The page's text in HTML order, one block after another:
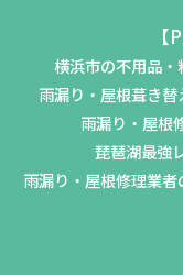
横浜市の不用品・
雨漏り・屋根葺き替
雨漏り・屋根
琵琶湖最強
雨漏り・屋根修理業